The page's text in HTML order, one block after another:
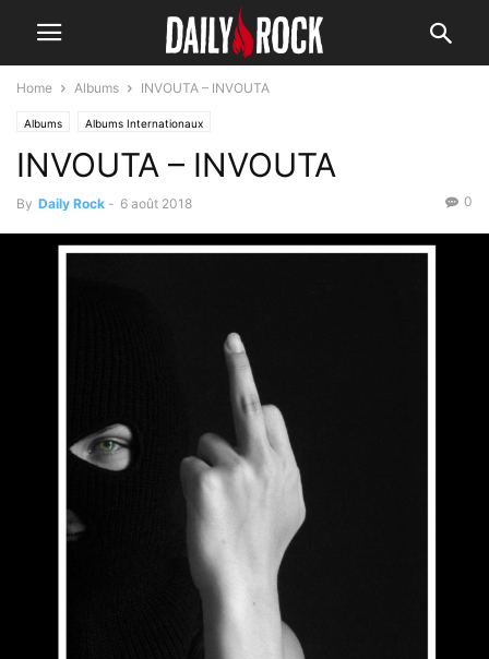
Home Albums INVOUTA – INVOUTA
Albums Albums Internationaux
INVOUTA – INVOUTA
By Daily Rock - 6 août 2018 0